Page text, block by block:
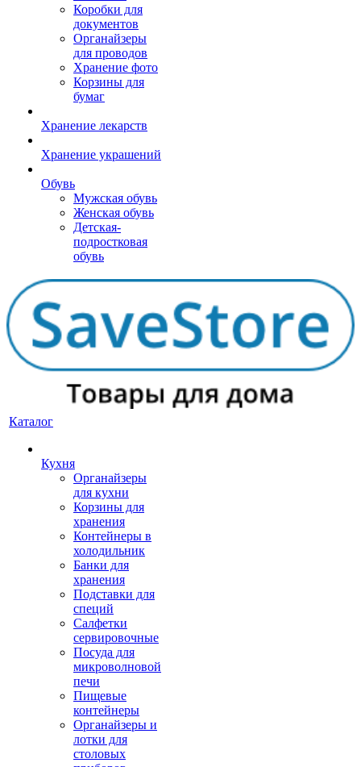
Коробки для
документов
Органайзеры
для проводов
Хранение фото
Корзины для
бумаг
Хранение лекарств
Хранение украшений
Обувь
Мужская обувь
Женская обувь
Детская-
подростковая
обувь
Каталог
Кухня
Органайзеры
для кухни
Корзины для
хранения
Контейнеры в
холодильник
Банки для
хранения
Подставки для
специй
Салфетки
сервировочные
Посуда для
микроволновой
печи
Пищевые
контейнеры
Органайзеры и
лотки для
столовых